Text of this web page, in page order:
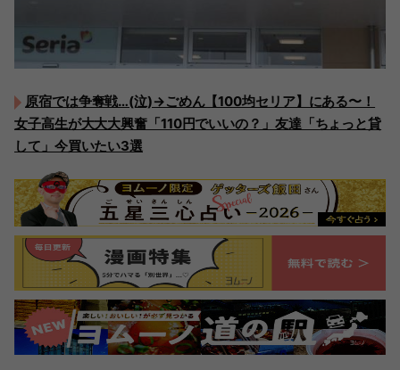
原宿では争奪戦…(泣)→ごめん【100均セリア】にある〜！
女子高生が大大大興奮「110円でいいの？」友達「ちょっと貸
して」今買いたい3選